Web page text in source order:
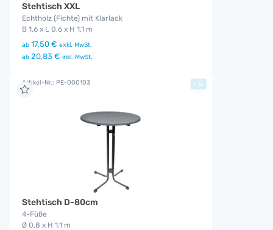
Stehtisch XXL
Echtholz (Fichte) mit Klarlack
B 1,6 x L 0,6 x H 1,1 m
ab 17,50 € exkl. MwSt.
ab 20,83 € inkl. MwSt.
Artikel-Nr.: PE-000103
Stehtisch D-80cm
4-Füße
Ø 0,8 x H 1,1 m
+